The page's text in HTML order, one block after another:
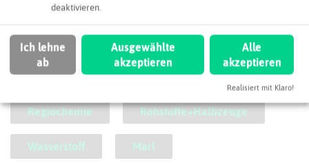
So ordnen wir dieses Unternehmen ein
ChemSite e.V. Polymerchemie
Regiochemie Rohstoffe+Halbzeuge
Wasserstoff Marl
deaktivieren.
Ich lehne
ab
Ausgewählte
akzeptieren
Alle
akzeptieren
Realisiert mit Klaro!